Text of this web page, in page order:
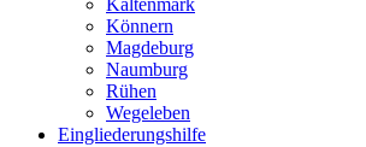
Kaltenmark
Könnern
Magdeburg
Naumburg
Rühen
Wegeleben
Eingliederungshilfe